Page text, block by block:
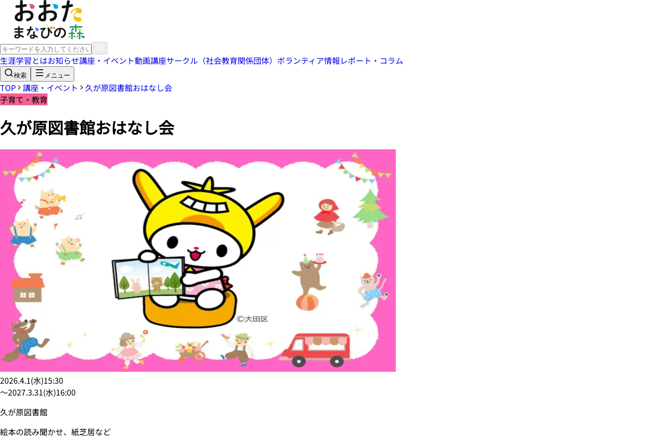
生涯学習とはお知らせ講座・イベント動画講座サークル（社会教育関係団体） ボランティア情報レポート・コラム
検索 メニュー
TOP 講座・イベント
久が原図書館おはなし会
子育て・教育
久が原図書館おはなし会
2026.4.1(水)15:30
〜2027.3.31(水)16:00
久が原図書館
絵本の読み聞かせ、紙芝居など